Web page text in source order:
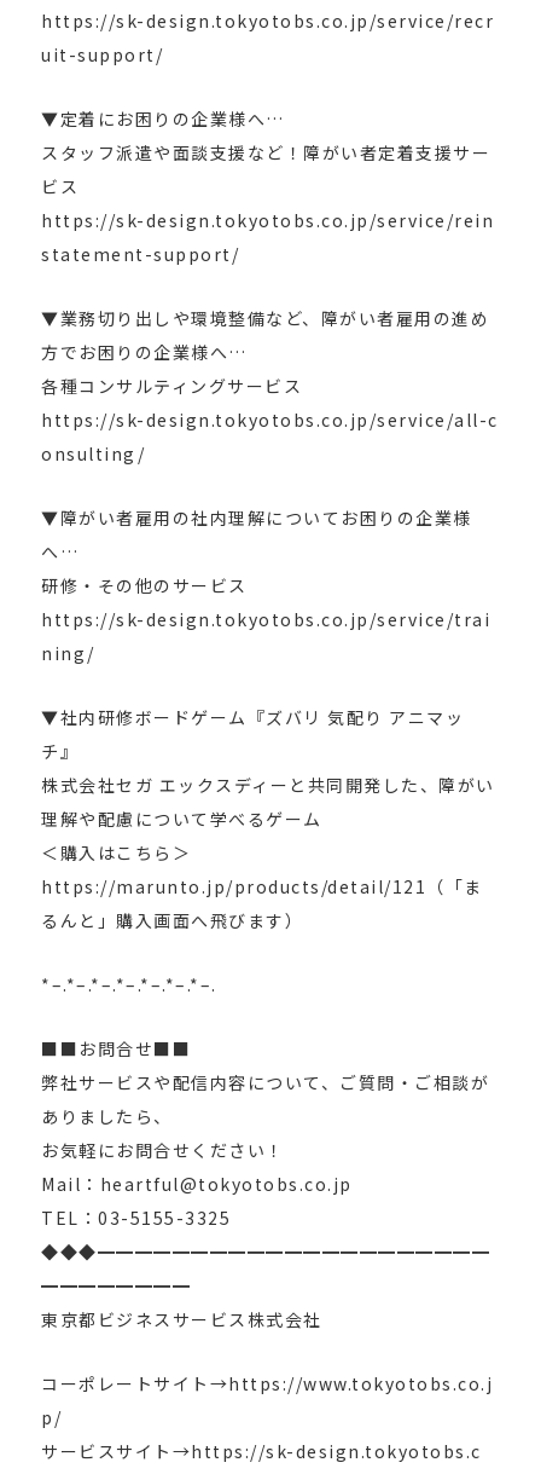
https://sk-design.tokyotobs.co.jp/service/recr
uit-support/
▼定着にお困りの企業様へ…
スタッフ派遣や面談支援など！障がい者定着支援サー
ビス
https://sk-design.tokyotobs.co.jp/service/rein
statement-support/
▼業務切り出しや環境整備など、障がい者雇用の進め
方でお困りの企業様へ…
各種コンサルティングサービス
https://sk-design.tokyotobs.co.jp/service/all-c
onsulting/
▼障がい者雇用の社内理解についてお困りの企業様
へ…
研修・その他のサービス
https://sk-design.tokyotobs.co.jp/service/trai
ning/
▼社内研修ボードゲーム『ズバリ 気配り アニマッ
チ』
株式会社セガ エックスディーと共同開発した、障がい
理解や配慮について学べるゲーム
＜購入はこちら＞
https://marunto.jp/products/detail/121（「ま
るんと」購入画面へ飛びます）
*–.*–.*–.*–.*–.*–.*–.
■■お問合せ■■
弊社サービスや配信内容について、ご質問・ご相談が
ありましたら、
お気軽にお問合せください！
Mail：heartful@tokyotobs.co.jp
TEL：03-5155-3325
◆◆◆━━━━━━━━━━━━━━━━━━━━━
━━━━━━━━
東京都ビジネスサービス株式会社
コーポレートサイト→https://www.tokyotobs.co.j
p/
サービスサイト→https://sk-design.tokyotobs.c